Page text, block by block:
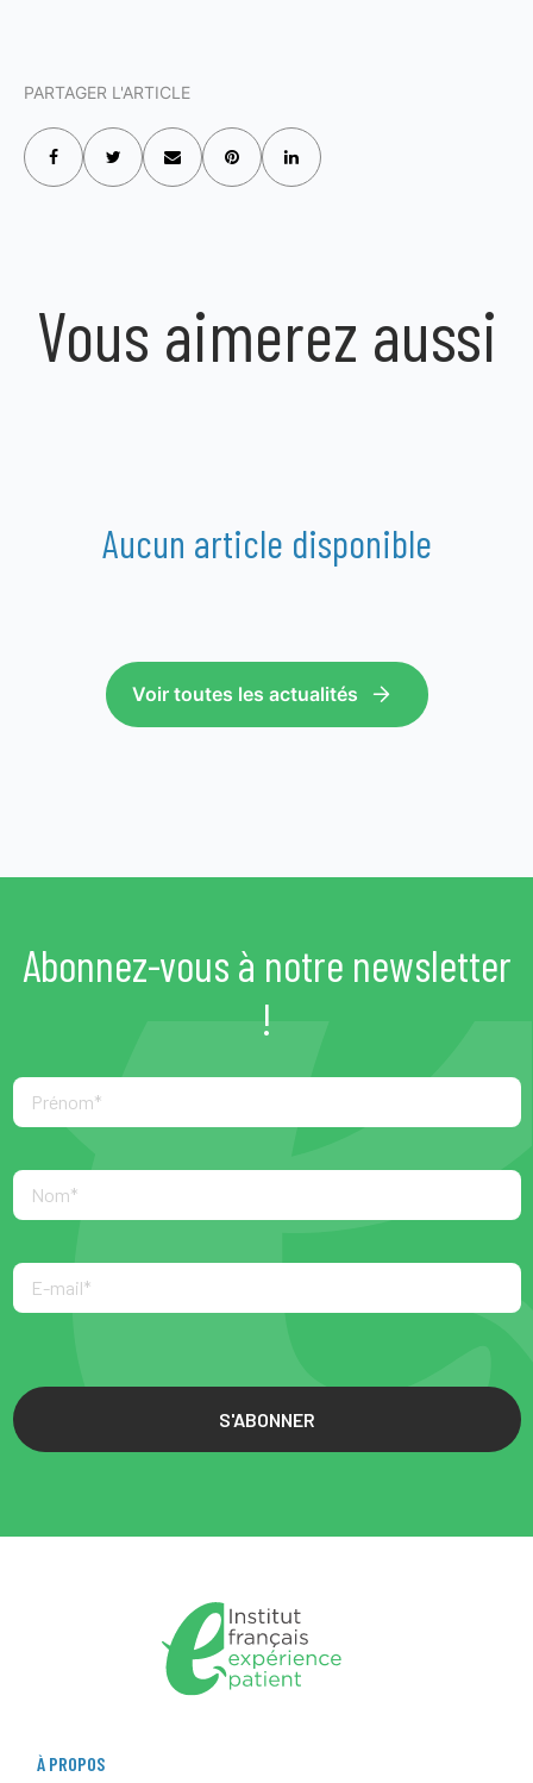
PARTAGER L'ARTICLE
Vous aimerez aussi
Aucun article disponible
Voir toutes les actualités
Abonnez-vous à notre newsletter
!
S'ABONNER
À PROPOS